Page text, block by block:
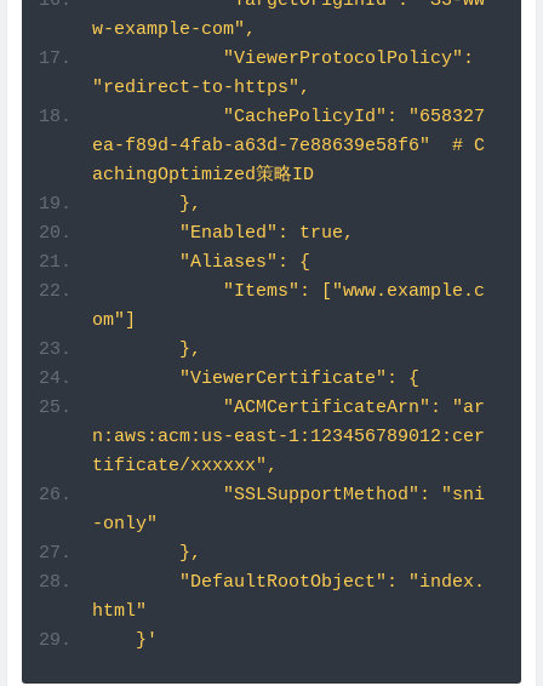
w-example-com",
"ViewerProtocolPolicy":
"redirect-to-https",
"CachePolicyId": "658327
ea-f89d-4fab-a63d-7e88639e58f6"  # C
achingOptimized策略ID
},
"Enabled": true,
"Aliases": {
"Items": ["www.example.c
om"]
},
"ViewerCertificate": {
"ACMCertificateArn": "ar
n:aws:acm:us-east-1:123456789012:cer
tificate/xxxxxx",
"SSLSupportMethod": "sni
-only"
},
"DefaultRootObject": "index.
html"
}'